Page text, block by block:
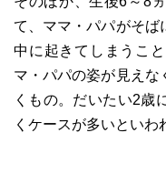
て、ママ・パパがそば
中に起きてしまうこ
マ・パパの姿が見えな
くもの。だいたい2歳
くケースが多いといわ